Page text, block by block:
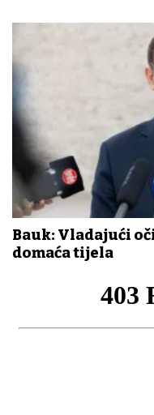
Bauk: Vladajući
domaća tijela